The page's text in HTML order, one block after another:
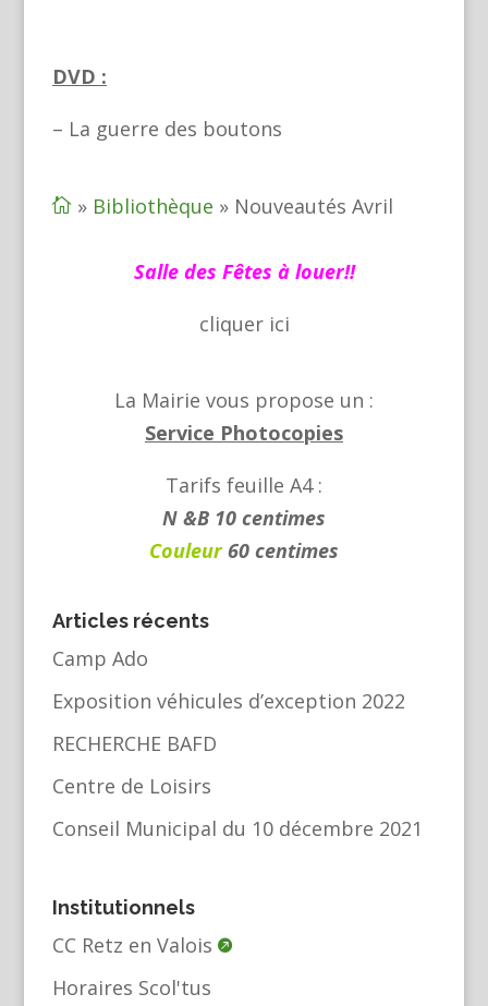
DVD :
– La guerre des boutons
» Bibliothèque » Nouveautés Avril
Salle des Fêtes à louer!!
cliquer ici
La Mairie vous propose un :
Service Photocopies
Tarifs feuille A4 :
N &B 10 centimes
Couleur60 centimes
Articles récents
Camp Ado
Exposition véhicules d’exception 2022
RECHERCHE BAFD
Centre de Loisirs
Conseil Municipal du 10 décembre 2021
Institutionnels
CC Retz en Valois
Horaires Scol'tus